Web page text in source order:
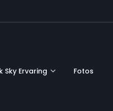
Sky Ervaring Fotos